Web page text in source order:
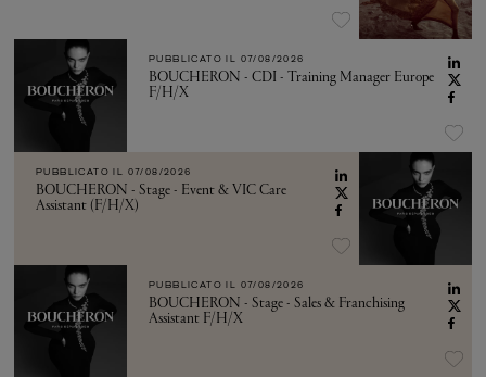
PUBBLICATO IL 07/08/2026
BOUCHERON - CDI - Training Manager Europe
F/H/X
PUBBLICATO IL 07/08/2026
BOUCHERON - Stage - Event & VIC Care
Assistant (F/H/X)
PUBBLICATO IL 07/08/2026
BOUCHERON - Stage - Sales & Franchising
Assistant F/H/X